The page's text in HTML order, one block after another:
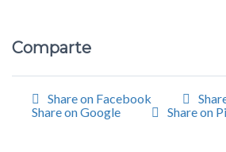
Comparte
Share on Facebook
Share on Google
Share on